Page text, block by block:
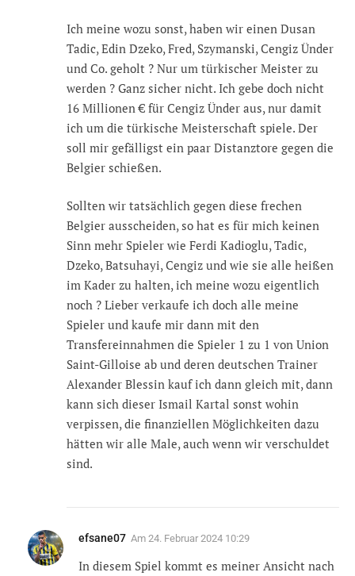
Ich meine wozu sonst, haben wir einen Dusan
Tadic, Edin Dzeko, Fred, Szymanski, Cengiz Ünder
und Co. geholt ? Nur um türkischer Meister zu
werden ? Ganz sicher nicht. Ich gebe doch nicht
16 Millionen € für Cengiz Ünder aus, nur damit
ich um die türkische Meisterschaft spiele. Der
soll mir gefälligst ein paar Distanztore gegen die
Belgier schießen.
Sollten wir tatsächlich gegen diese frechen
Belgier ausscheiden, so hat es für mich keinen
Sinn mehr Spieler wie Ferdi Kadioglu, Tadic,
Dzeko, Batsuhayi, Cengiz und wie sie alle heißen
im Kader zu halten, ich meine wozu eigentlich
noch ? Lieber verkaufe ich doch alle meine
Spieler und kaufe mir dann mit den
Transfereinnahmen die Spieler 1 zu 1 von Union
Saint-Gilloise ab und deren deutschen Trainer
Alexander Blessin kauf ich dann gleich mit, dann
kann sich dieser Ismail Kartal sonst wohin
verpissen, die finanziellen Möglichkeiten dazu
hätten wir alle Male, auch wenn wir verschuldet
sind.
efsane07 Am 24. Februar 2024 10:29
In diesem Spiel kommt es meiner Ansicht nach